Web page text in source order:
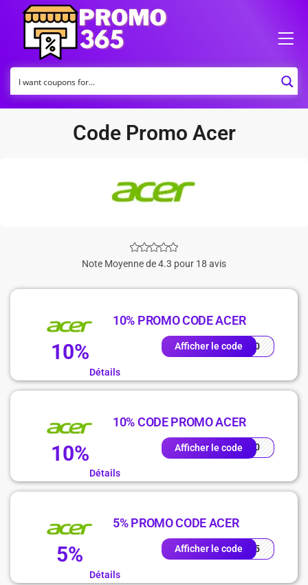
Code Promo Acer
Note Moyenne de 4.3 pour 18 avis
10%
10% PROMO CODE ACER
Afficher le codeVE10
Détails
10%
10% CODE PROMO ACER
Afficher le codeME10
Détails
5%
5% PROMO CODE ACER
Afficher le codeOME5
Détails